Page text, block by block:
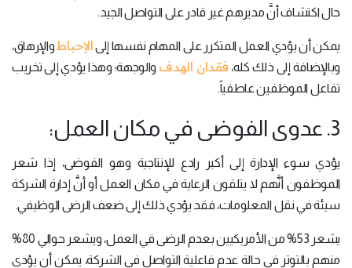
حال اكتشاف أنَّ مديرهم غير قادر على التواصل الجيد.
يمكن أن يؤدي العمل المتكرر على المهام نفسها إلىالإحباطوالإرهاق،
وبالإضافة إلى ذلك كله، فقدان الهدف والوجهة؛ وهذا يؤدي إلى تخريب
تفاعل الموظفين عاطفياً.
3. عدوى الفوضى في مكان العمل:
يؤدي سوء الإدارة إلى أكبر رادع للإنتاجية وهو الفوضى، إذا شعر
الموظفون أنَّهم لا يتلقون الرعاية في مكان العمل أو أنَّ إدارة الشركة
سيئة في نقل المعلومات، فقد يؤدي ذلك إلى ضعف الرضى الوظيفي.
يشعر 53% من الأمريكيين بعدم الرضى في العمل، ويشعر حوالي 80%
منهم بالتوتر في حالة عدم فاعلية التواصل في الشركة، يمكن أن يؤدي